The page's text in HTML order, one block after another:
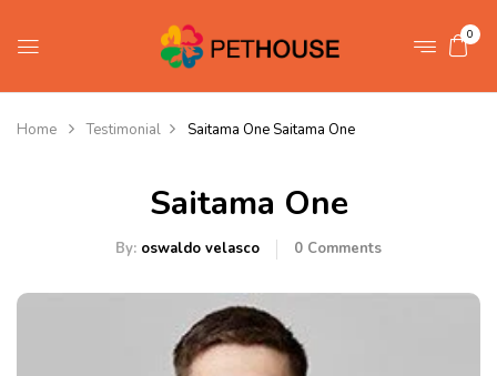
0
Home Testimonial Saitama One Saitama One
Saitama One
By: oswaldo velasco 0 Comments